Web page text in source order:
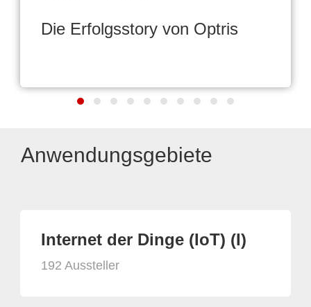
Die Erfolgsstory von Optris
Anwendungsgebiete
Internet der Dinge (IoT) (I)
192 Aussteller